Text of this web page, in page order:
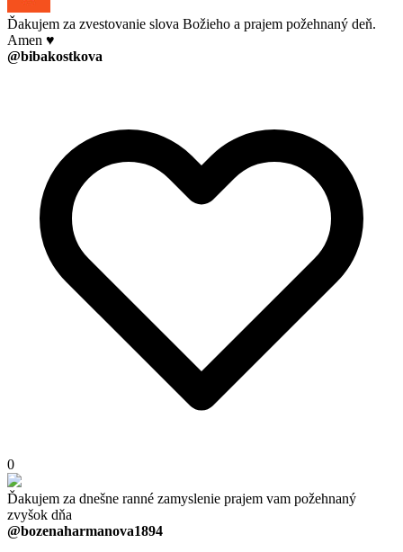
Ďakujem za zvestovanie slova Božieho a prajem požehnaný deň.
Amen ♥️
@bibakostkova
0
Ďakujem za dnešne ranné zamyslenie prajem vam požehnaný
zvyšok dňa
@bozenaharmanova1894